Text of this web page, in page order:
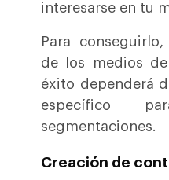
interesarse en tu
Para
de los medios
éxito dependerá
específico
segmentaciones.
Creación de